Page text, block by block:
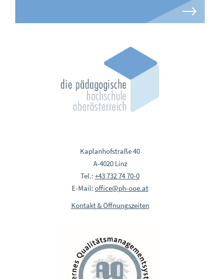
Kaplanhofstraße 40
A-4020 Linz
Tel.: +43 732 74 70-0
E-Mail: office@ph-ooe.at
Kontakt & Öffnungszeiten